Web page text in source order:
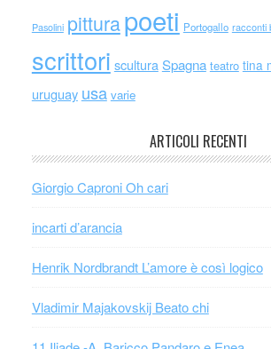
Pasolini pitturapoeti Portogallo racconti
scrittori scultura Spagna teatro tina
uruguay usa varie
ARTICOLI RECENTI
Giorgio Caproni Oh cari
incarti d’arancia
Henrik Nordbrandt L’amore è così logico
Vladimir Majakovskij Beato chi